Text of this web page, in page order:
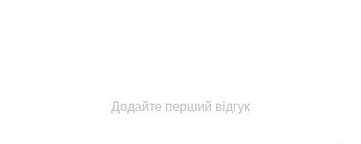
Додайте перший відгук